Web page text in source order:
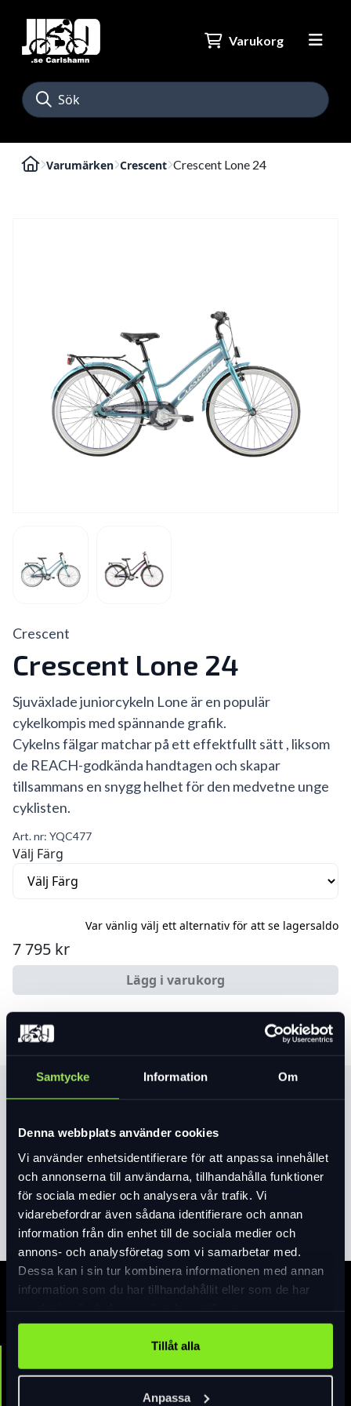
Samtycke Information Om
Denna webbplats använder cookies
Vi använder enhetsidentifierare för att anpassa innehållet
och annonserna till användarna, tillhandahålla funktioner
för sociala medier och analysera vår trafik. Vi
vidarebefordrar även sådana identifierare och annan
information från din enhet till de sociala medier och
annons- och analysföretag som vi samarbetar med.
Dessa kan i sin tur kombinera informationen med annan
information som du har tillhandahållit eller som de har
Tillåt alla
Anpassa
Varukorg
Varumärken Crescent Crescent Lone 24
Crescent
Crescent Lone 24
Sjuväxlade juniorcykeln Lone är en populär
cykelkompis med spännande grafik.
Cykelns fälgar matchar på ett effektfullt sätt , liksom
de REACH-godkända handtagen och skapar
tillsammans en snygg helhet för den medvetne unge
cyklisten.
Art. nr: YQC477
Välj Färg
Var vänlig välj ett alternativ för att se lagersaldo
7 795 kr
Lägg i varukorg
Produktinformation
Sjuväxlade juniorcykeln Lone är en
populär cykelkompis med spännande
grafik.
Cykelns fälgar matchar på ett effektfullt
sätt , liksom de REACH-godkända
handtagen och skapar tillsammans en
snygg helhet för den medvetne unge
cyklisten. Som alltid har vi haft kvalitet
och säkerhet i fokus när vi tagit fram
fram och reflexsidor på däcken.
Komponenter och material har valts med
Med pakethållare, stöd, lås och belysning
är Lone en komplett cykel som tål att
Läs merexpand_more
38cm